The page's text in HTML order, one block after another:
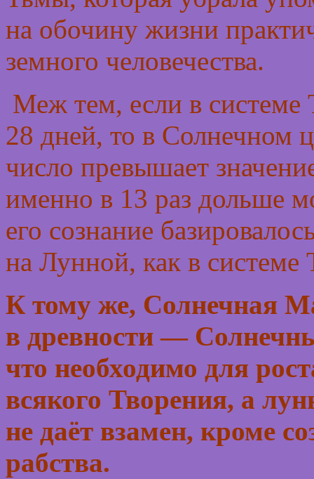
на обочину жизни
земного человечества.
Меж тем, если в системе
28 дней, то в Солнечном
число превышает
именно в 13 раз дольше
его сознание
на Лунной, как в
К тому же, Солнечная
в древности —
что необходимо для
всякого Творения, а
не даёт взамен, кроме
рабства.